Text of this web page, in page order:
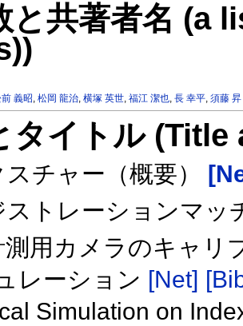
と共著者名 (a
義昭,松岡 龍治,横塚 英世,福江 潔也,長 幸平,須藤 昇
タイトル
チャー（概要）
ストレーションマッ
測用カメラのキャリ
レーション [Net]
Simulation on